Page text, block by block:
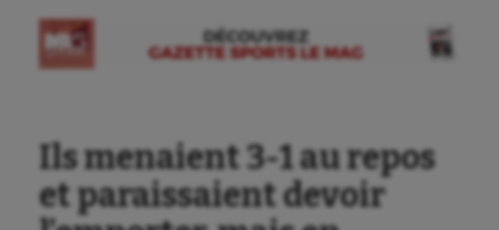
Ils menaient 3-1 au repos
et paraissaient devoir